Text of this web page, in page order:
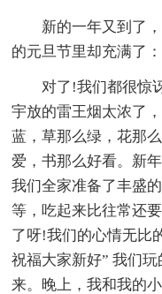
新的一年又到了
的元旦节里却充满了
对了!我们都很惊
宇放的雷王烟太浓了
蓝，草那么绿，花那
爱，书那么好看。新
我们全家准备了丰盛
等，吃起来比往常还
了呀!我们的心情无比
祝福大家新好” 我们
来。晚上，我和我的